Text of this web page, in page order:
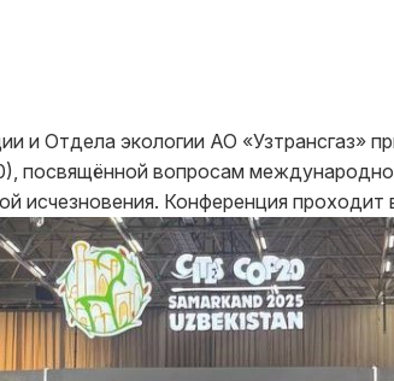
и Отдела экологии АО «Узтрансгаз»
посвящённой вопросам
исчезновения. Конференция